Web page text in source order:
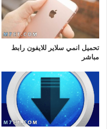
تحميل انمي سلاير للايفون رابط
مباشر